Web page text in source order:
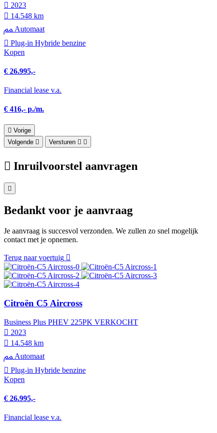
2023
14.548 km
Automaat
Plug-in Hybride benzine
Kopen
€ 26.995,-
Financial lease v.a.
€ 416,- p./m.
Vorige
Volgende
Versturen
Inruilvoorstel aanvragen
Bedankt voor je aanvraag
Je aanvraag is succesvol verzonden. We zullen zo snel mogelijk
contact met je opnemen.
Terug naar voertuig
Citroën C5 Aircross
Business Plus PHEV 225PK VERKOCHT
2023
14.548 km
Automaat
Plug-in Hybride benzine
Kopen
€ 26.995,-
Financial lease v.a.